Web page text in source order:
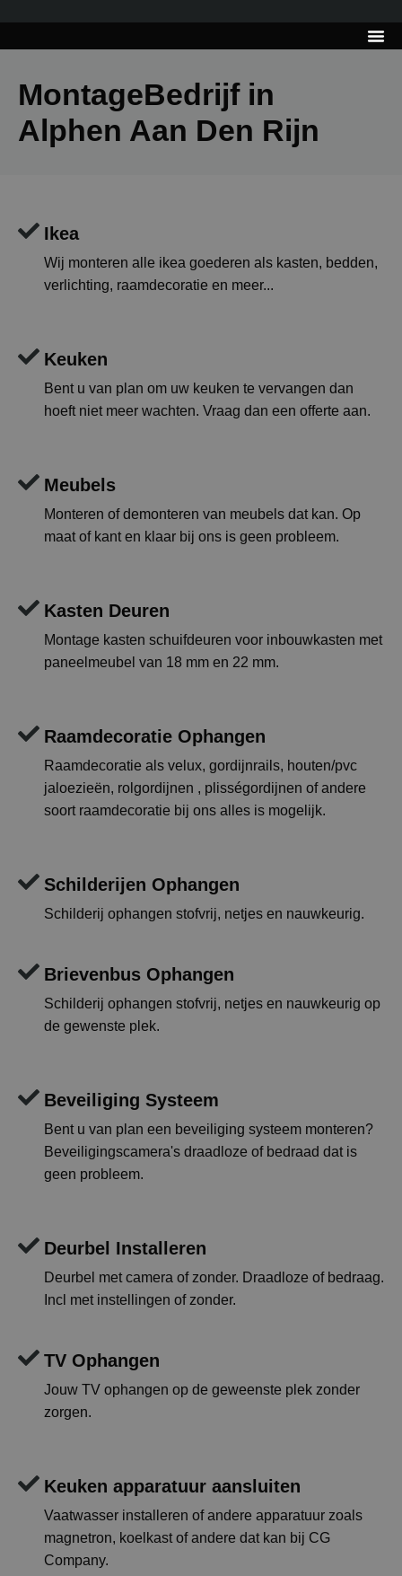
MontageBedrijf in
Alphen Aan Den Rijn
Ikea
Wij monteren alle ikea goederen als kasten, bedden,
verlichting, raamdecoratie en meer...
Keuken
Bent u van plan om uw keuken te vervangen dan
hoeft niet meer wachten. Vraag dan een offerte aan.
Meubels
Monteren of demonteren van meubels dat kan. Op
maat of kant en klaar bij ons is geen probleem.
Kasten Deuren
Montage kasten schuifdeuren voor inbouwkasten met
paneelmeubel van 18 mm en 22 mm.
Raamdecoratie Ophangen
Raamdecoratie als velux, gordijnrails, houten/pvc
jaloezieën, rolgordijnen , plisségordijnen of andere
soort raamdecoratie bij ons alles is mogelijk.
Schilderijen Ophangen
Schilderij ophangen stofvrij, netjes en nauwkeurig.
Brievenbus Ophangen
Schilderij ophangen stofvrij, netjes en nauwkeurig op
de gewenste plek.
Beveiliging Systeem
Bent u van plan een beveiliging systeem monteren?
Beveiligingscamera's draadloze of bedraad dat is
geen probleem.
Deurbel Installeren
Deurbel met camera of zonder. Draadloze of bedraag.
Incl met instellingen of zonder.
TV Ophangen
Jouw TV ophangen op de geweenste plek zonder
zorgen.
Keuken apparatuur aansluiten
Vaatwasser installeren of andere apparatuur zoals
magnetron, koelkast of andere dat kan bij CG
Company.